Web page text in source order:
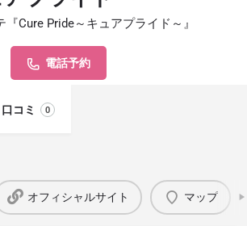
Cure Pride～キュアプライド～』
電話予約
口コミ 0
オフィシャルサイト マップ